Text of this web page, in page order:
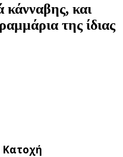
και
της ίδιας
Κατοχή